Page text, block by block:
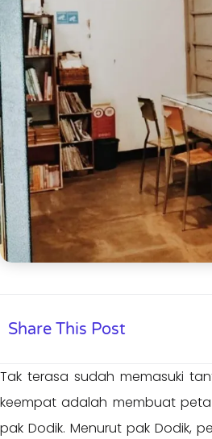
Share This Post
Tak terasa sudah memasuki
keempat adalah membuat
pak Dodik. Menurut pak Dodik,